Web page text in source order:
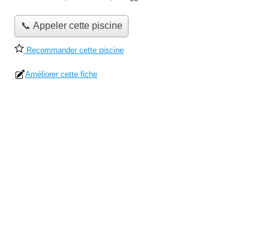
📞 Appeler cette piscine
Recommander cette piscine
Améliorer cette fiche